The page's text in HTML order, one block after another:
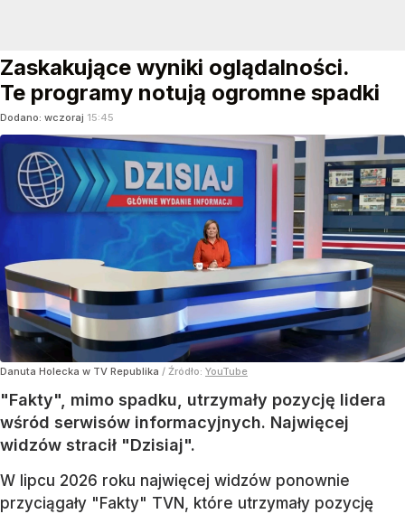
Zaskakujące wyniki oglądalności.
Te programy notują ogromne spadki
Dodano: wczoraj 15:45
Danuta Holecka w TV Republika / Źródło: YouTube
"Fakty", mimo spadku, utrzymały pozycję lidera
wśród serwisów informacyjnych. Najwięcej
widzów stracił "Dzisiaj".
W lipcu 2026 roku najwięcej widzów ponownie
przyciągały "Fakty" TVN, które utrzymały pozycję